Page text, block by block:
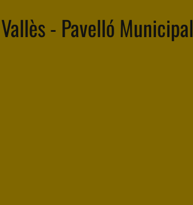
- Pavelló Municipal